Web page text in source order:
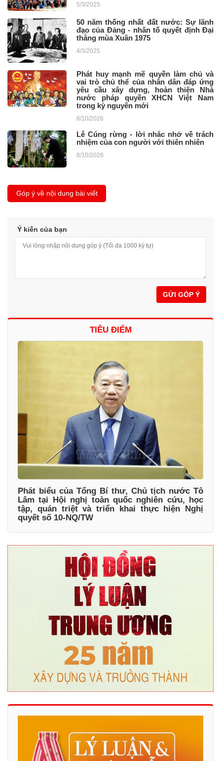
5/3/2025
50 năm thống nhất đất nước: Sự lãnh
đạo của Đảng - nhân tố quyết định Đại
thắng mùa Xuân 1975
4/3/2025
Phát huy mạnh mẽ quyền làm chủ và
vai trò chủ thể của nhân dân đáp ứng
yêu cầu xây dựng, hoàn thiện Nhà
nước pháp quyền XHCN Việt Nam
trong kỷ nguyên mới
8/10/2026
Lễ Cúng rừng - lời nhắc nhở về trách
nhiệm của con người với thiên nhiên
8/10/2026
Góp ý về nội dung bài viết
Ý kiến của bạn
GỬI GÓP Ý
TIÊU ĐIỂM
Phát biểu của Tổng Bí thư, Chủ tịch nước Tô
Lâm tại Hội nghị toàn quốc nghiên cứu, học
tập, quán triệt và triển khai thực hiện Nghị
quyết số 10-NQ/TW